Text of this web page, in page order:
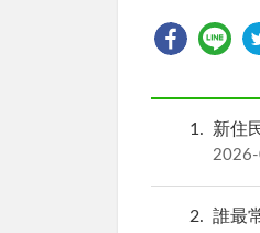
1 新住
2 誰最